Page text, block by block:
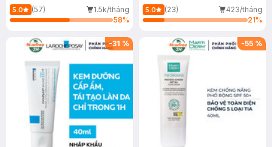
Dầu 500ml
5.0 (57)
1.5k/tháng
58%
(Mới)
5.0 (23)
423/tháng
21%
-31 % -55 %